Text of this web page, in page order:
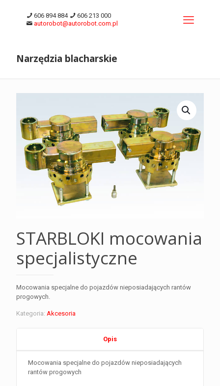
606 894 884
606 213 000
autorobot@autorobot.com.pl
Narzędzia blacharskie
STARBLOKI mocowania
specjalistyczne
Mocowania specjalne do pojazdów nieposiadających rantów
progowych.
Kategoria: Akcesoria
Opis
Mocowania specjalne do pojazdów nieposiadających
rantów progowych